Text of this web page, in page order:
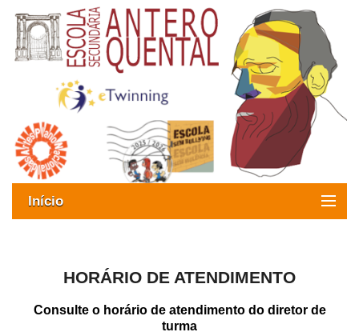
Início
Oferta formativa
SIGE
HORÁRIO DE ATENDIMENTO
Consulte o horário de atendimento do diretor de
turma